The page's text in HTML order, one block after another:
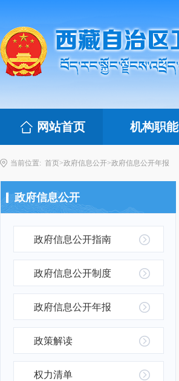
网站首页 机构职能
当前位置: 首页>政府信息公开>政府信息公开年报
政府信息公开
政府信息公开指南
政府信息公开制度
政府信息公开年报
政策解读
权力清单